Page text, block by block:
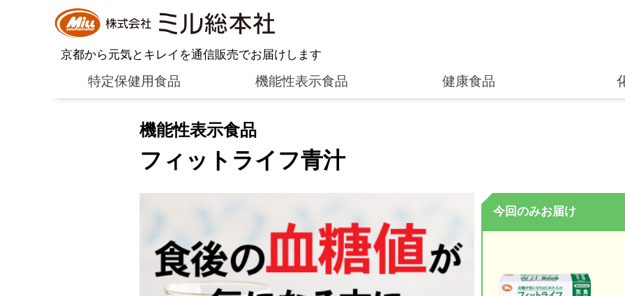
京都から元気とキレイを通信販売でお届けします
特定保健用食品 機能性表示食品 健康食品
機能性表示食品
フィットライフ青汁
今回のみお届け